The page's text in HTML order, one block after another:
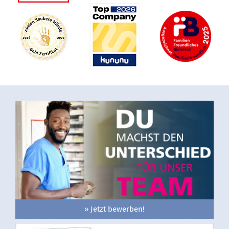
» Jetzt bewerben!